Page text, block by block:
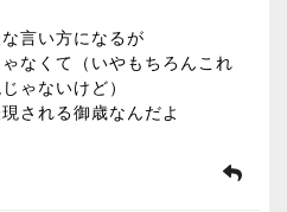
言い方になるが
ゃなくて（いやもちろんこれ
ゃないけど）
される御歳なんだよ